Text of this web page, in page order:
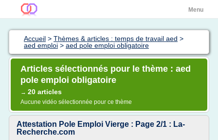
Menu
Accueil > Thèmes & articles : temps de travail aed >
aed emploi > aed pole emploi obligatoire
Articles sélectionnés pour le thème : aed
pole emploi obligatoire
→ 20 articles
Aucune vidéo sélectionnée pour ce thème
Attestation Pole Emploi Vierge : Page 2/1 : La-
Recherche.com